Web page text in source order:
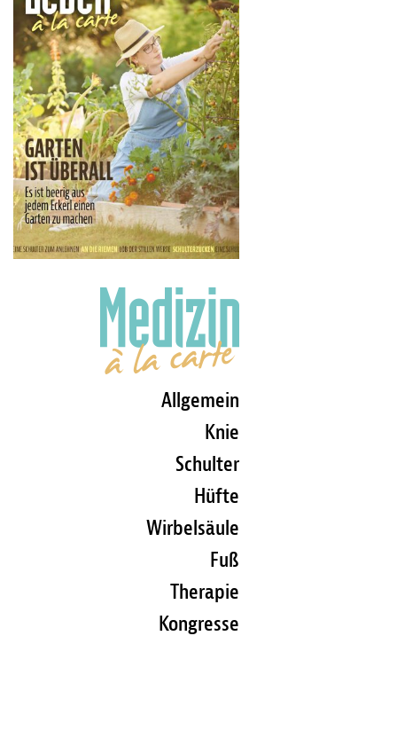
Allgemein
Knie
Schulter
Hüfte
Wirbelsäule
Fuß
Therapie
Kongresse